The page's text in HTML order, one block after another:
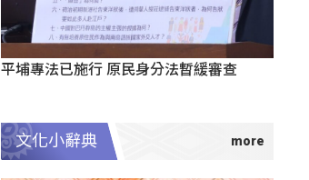
平埔專法已施行 原民身分法暫緩審查
文化小辭典